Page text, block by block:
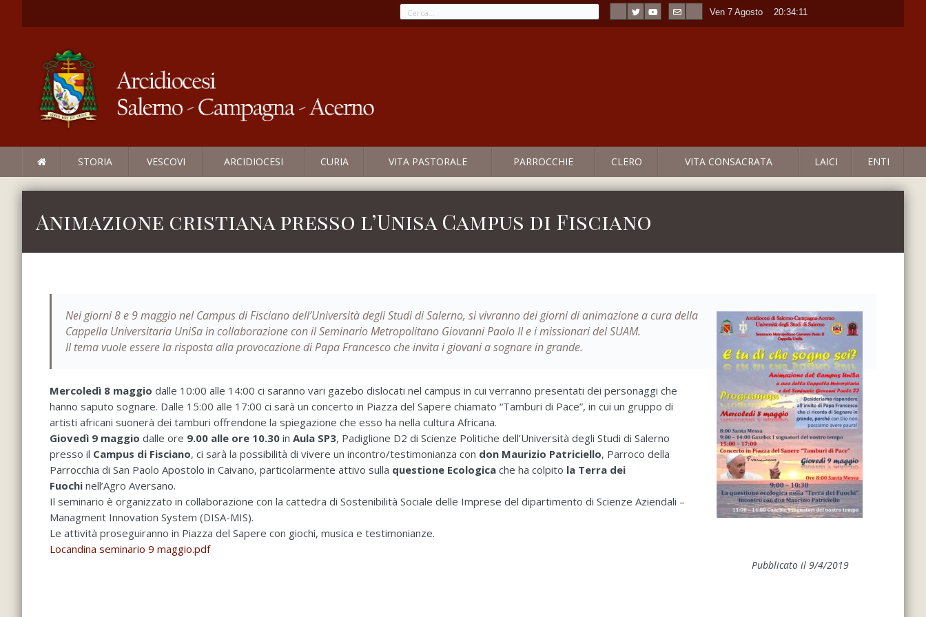
Ven 7 Agosto ----20:34:11
STORIA VESCOVI ARCIDIOCESI CURIA VITA PASTORALE PARROCCHIE CLERO VITA CONSACRATA LAICI ENTI
Animazione cristiana presso l’Unisa Campus di Fisciano
Nei giorni 8 e 9 maggio nel Campus di Fisciano dell’Università degli Studi di Salerno, si vivranno dei giorni di animazione a cura della
Cappella Universitaria UniSa in collaborazione con il Seminario Metropolitano Giovanni Paolo II e i missionari del SUAM.
Il tema vuole essere la risposta alla provocazione di Papa Francesco che invita i giovani a sognare in grande.
Mercoledì 8 maggio dalle 10:00 alle 14:00 ci saranno vari gazebo dislocati nel campus in cui verranno presentati dei personaggi che
hanno saputo sognare. Dalle 15:00 alle 17:00 ci sarà un concerto in Piazza del Sapere chiamato “Tamburi di Pace”, in cui un gruppo di
artisti africani suonerà dei tamburi offrendone la spiegazione che esso ha nella cultura Africana.
Giovedì 9 maggio dalle ore 9.00 alle ore 10.30 in Aula SP3, Padiglione D2 di Scienze Politiche dell’Università degli Studi di Salerno
presso il Campus di Fisciano, ci sarà la possibilità di vivere un incontro/testimonianza con don Maurizio Patriciello, Parroco della
Parrocchia di San Paolo Apostolo in Caivano, particolarmente attivo sulla questione Ecologica che ha colpito la Terra dei
Fuochi nell’Agro Aversano.
Il seminario è organizzato in collaborazione con la cattedra di Sostenibilità Sociale delle Imprese del dipartimento di Scienze Aziendali –
Managment Innovation System (DISA-MIS).
Le attività proseguiranno in Piazza del Sapere con giochi, musica e testimonianze.
Locandina seminario 9 maggio.pdf
Pubblicato il 9/4/2019